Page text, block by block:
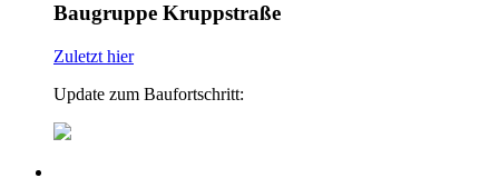
Baugruppe Kruppstraße
Zuletzt hier
Update zum Baufortschritt: